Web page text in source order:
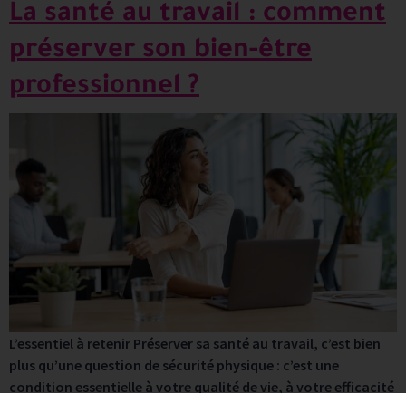
La santé au travail : comment
préserver son bien-être
professionnel ?
L’essentiel à retenir Préserver sa santé au travail, c’est bien
plus qu’une question de sécurité physique : c’est une
condition essentielle à votre qualité de vie, à votre efficacité